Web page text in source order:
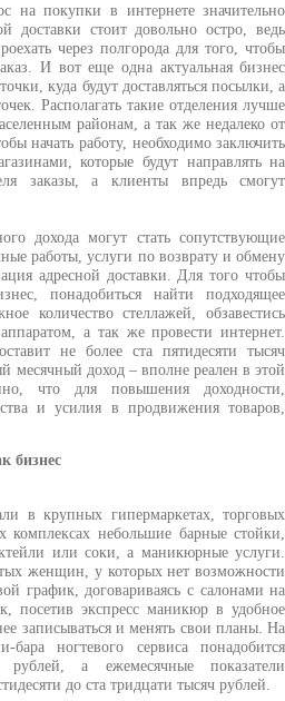
на покупки в интернете значительно
доставки стоит довольно остро, ведь
через полгорода для того, чтобы
И вот еще одна актуальная бизнес
куда будут доставляться посылки, а
Располагать такие отделения лучше
районам, а так же недалеко от
начать работу, необходимо заключить
которые будут направлять на
заказы, а клиенты впредь смогут
дохода могут стать сопутствующие
работы, услуги по возврату и обмену
адресной доставки. Для того чтобы
понадобиться найти подходящее
количество стеллажей, обзавестись
а так же провести интернет.
не более ста пятидесяти тысяч
месячный доход – вполне реален в этой
что для повышения доходности,
и усилия в продвижения товаров,
бизнес
в крупных гипермаркетах, торговых
комплексах небольшие барные стойки,
или соки, а маникюрные услуги.
женщин, у которых нет возможности
график, договариваясь с салонами на
посетив экспресс маникюр в удобное
записываться и менять свои планы. На
бара ногтевого сервиса понадобится
а ежемесячные показатели
до ста тридцати тысяч рублей.